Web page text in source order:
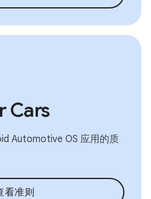
Cars
Automotive OS 应用的质
看准则